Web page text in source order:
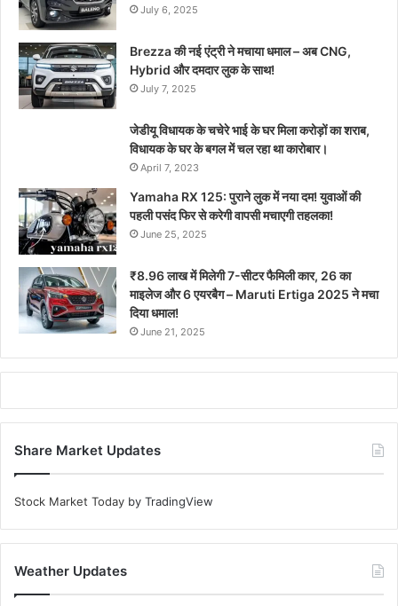
July 6, 2025
Brezza की नई एंट्री ने मचाया धमाल – अब CNG,
Hybrid और दमदार लुक के साथ!
July 7, 2025
जेडीयू विधायक के चचेरे भाई के घर मिला करोड़ों का शराब,
विधायक के घर के बगल में चल रहा था कारोबार।
April 7, 2023
Yamaha RX 125: पुराने लुक में नया दम! युवाओं की
पहली पसंद फिर से करेगी वापसी मचाएगी तहलका!
June 25, 2025
₹8.96 लाख में मिलेगी 7-सीटर फैमिली कार, 26 का
माइलेज और 6 एयरबैग – Maruti Ertiga 2025 ने मचा
दिया धमाल!
June 21, 2025
Share Market Updates
Stock Market Today by TradingView
Weather Updates